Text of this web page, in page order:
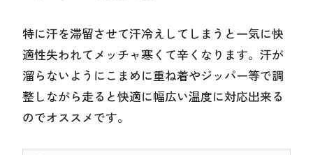
特に汗を滞留させて汗冷えしてしまうと一気に快
適性失われてメッチャ寒くて辛くなります。汗が
溜らないようにこまめに重ね着やジッパー等で調
整しながら走ると快適に幅広い温度に対応出来る
のでオススメです。